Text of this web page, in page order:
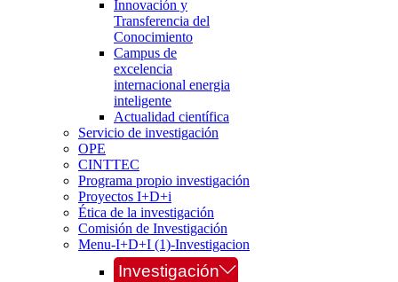
Innovación y
Transferencia del
Conocimiento
Campus de
excelencia
internacional energia
inteligente
Actualidad científica
Servicio de investigación
OPE
CINTTEC
Programa propio investigación
Proyectos I+D+i
Ética de la investigación
Comisión de Investigación
Menu-I+D+I (1)-Investigacion
Investigación